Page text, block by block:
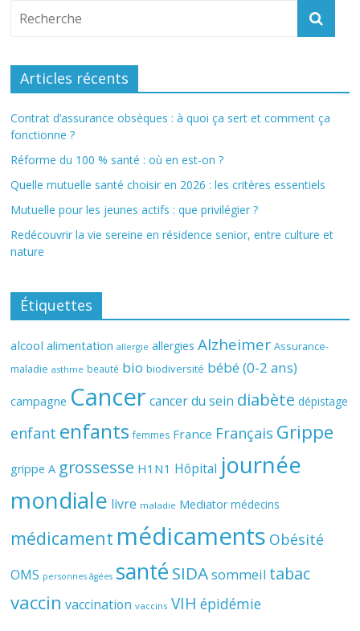
Articles récents
Contrat d’assurance obsèques : à quoi ça sert et comment ça
fonctionne ?
Réforme du 100 % santé : où en est-on ?
Quelle mutuelle santé choisir en 2026 : les critères essentiels
Mutuelle pour les jeunes actifs : que privilégier ?
Redécouvrir la vie sereine en résidence senior, entre culture et
nature
Étiquettes
alcool alimentation allergie allergies Alzheimer Assurance-
maladie asthme beauté bio biodiversité bébé (0-2 ans)
campagne Cancer cancer du sein diabète dépistage
enfant enfants femmes France Français Grippe
grippe A grossesse H1N1 Hôpital journée
mondiale livre maladie Mediator médecins
médicament médicaments Obésité
OMS personnes âgées santé SIDAsommeil tabac
vaccin vaccination vaccins VIH épidémie